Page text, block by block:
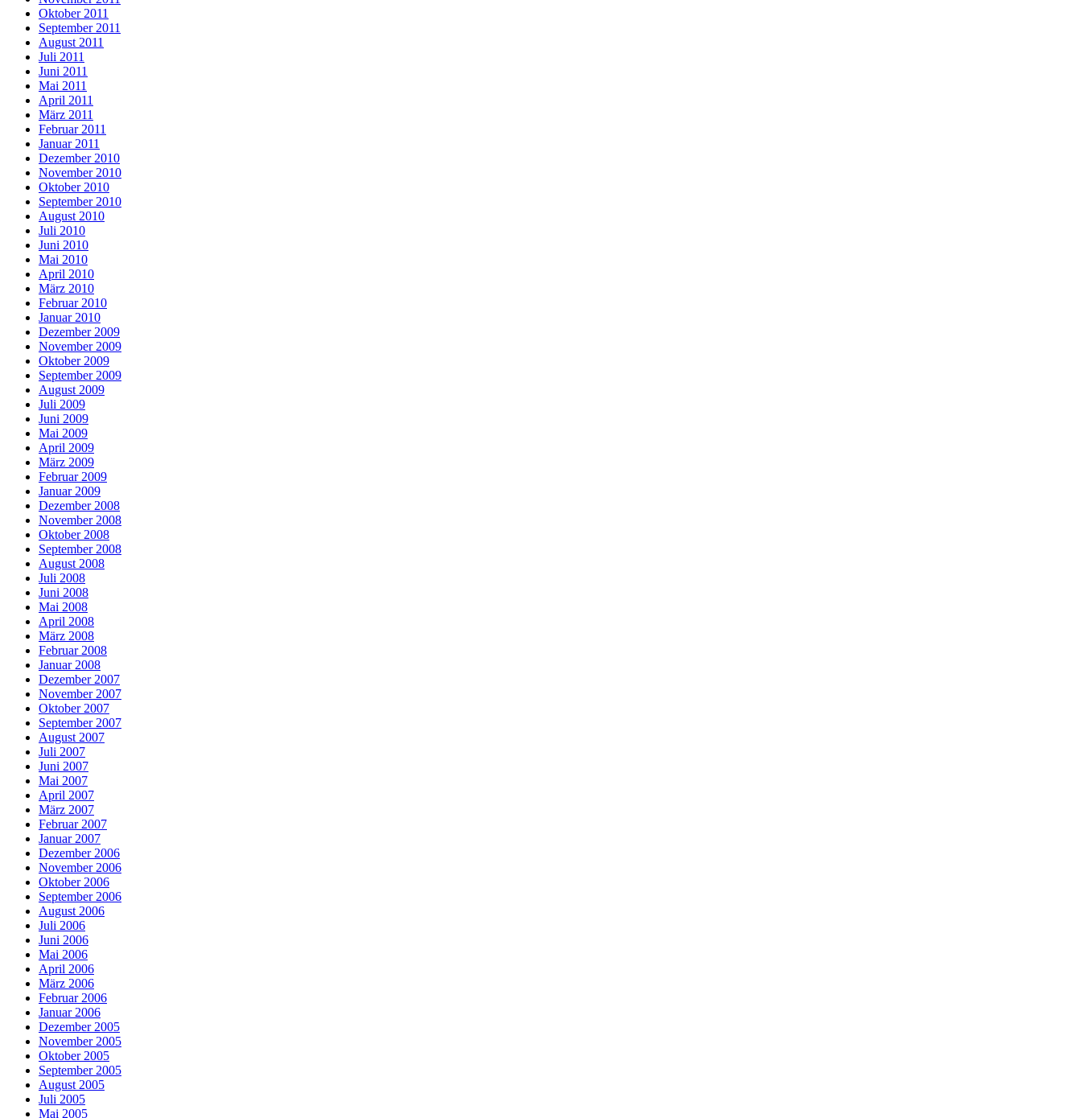
Oktober 2011
September 2011
August 2011
Juli 2011
Juni 2011
Mai 2011
April 2011
März 2011
Februar 2011
Januar 2011
Dezember 2010
November 2010
Oktober 2010
September 2010
August 2010
Juli 2010
Juni 2010
Mai 2010
April 2010
März 2010
Februar 2010
Januar 2010
Dezember 2009
November 2009
Oktober 2009
September 2009
August 2009
Juli 2009
Juni 2009
Mai 2009
April 2009
März 2009
Februar 2009
Januar 2009
Dezember 2008
November 2008
Oktober 2008
September 2008
August 2008
Juli 2008
Juni 2008
Mai 2008
April 2008
März 2008
Februar 2008
Januar 2008
Dezember 2007
November 2007
Oktober 2007
September 2007
August 2007
Juli 2007
Juni 2007
Mai 2007
April 2007
März 2007
Februar 2007
Januar 2007
Dezember 2006
November 2006
Oktober 2006
September 2006
August 2006
Juli 2006
Juni 2006
Mai 2006
April 2006
März 2006
Februar 2006
Januar 2006
Dezember 2005
November 2005
Oktober 2005
September 2005
August 2005
Juli 2005
Mai 2005